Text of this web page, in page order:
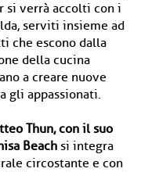
si verrà accolti con i
serviti insieme ad
che escono dalla
della cucina
a creare nuove
gli appassionati.
Thun, con il suo
Beach si integra
circostante e con